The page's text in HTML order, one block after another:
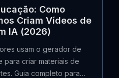
Como
Criam Vídeos de
IA (2026)
usam o gerador de
para criar materiais de
Guia completo para